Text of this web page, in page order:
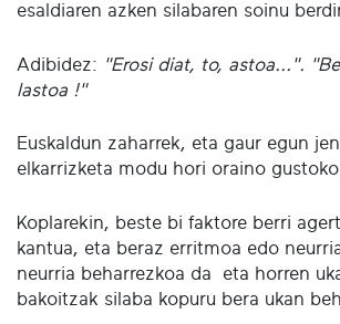
esaldiaren azken silabaren soinu
Adibidez: "Erosi diat, to, astoa...".
lastoa !"
Euskaldun zaharrek, eta gaur egun
elkarrizketa modu hori oraino gustoko
Koplarekin, beste bi faktore berri
kantua, eta beraz erritmoa edo
neurria beharrezkoa da eta horren
bakoitzak silaba kopuru bera ukan